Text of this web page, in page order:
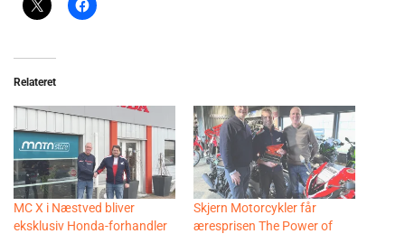
Relateret
MC X i Næstved bliver
eksklusiv Honda-forhandler
Skjern Motorcykler får
æresprisen The Power of